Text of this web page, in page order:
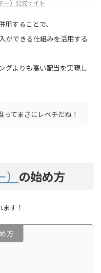
ー）公式サイト
することで、
ができる仕組みを活用する
グよりも高い配当を実現し
てまさにレベチだね！
の始め方
す！
方